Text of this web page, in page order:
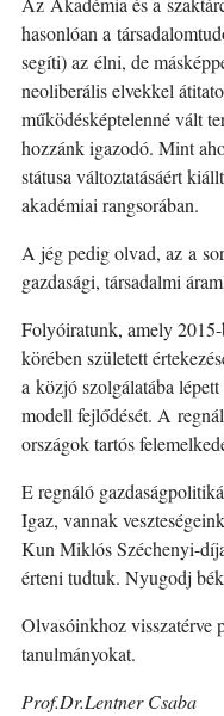
hasonlóan a
segíti) az élni, de
neoliberális elvekkel
működésképtelenné vált
hozzánk igazodó. Mint
státusa változtatásáért
akadémiai rangsorában.
A jég pedig olvad, az a
gazdasági, társadalmi
Folyóiratunk, amely
körében született
a közjó szolgálatába
modell fejlődését. A
országok tartós
E regnáló
Igaz, vannak
Kun Miklós Széchenyi-
érteni tudtuk. Nyugodj
Olvasóinkhoz visszatérve
tanulmányokat.
Prof.Dr.Lentner Csaba